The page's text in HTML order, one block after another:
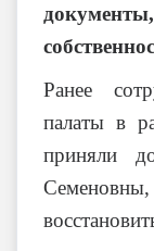
Ранее
палаты в
приняли